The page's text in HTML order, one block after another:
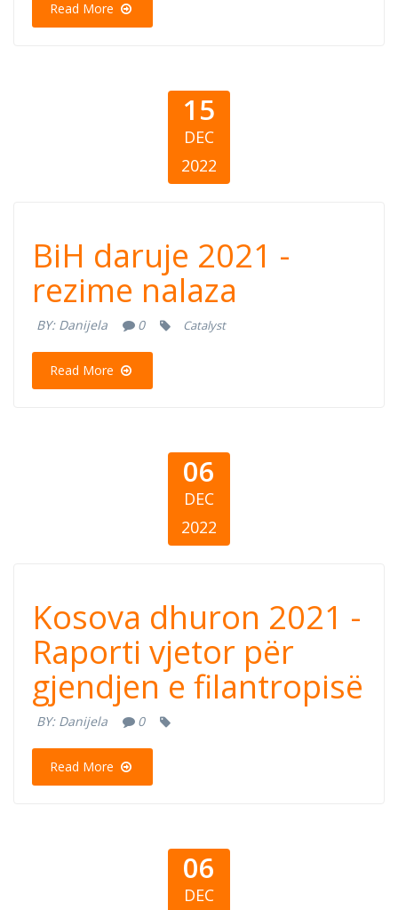
Read More
15
DEC
2022
BiH daruje 2021
- rezime nalaza
BiH daruje 2021 -
rezime nalaza
BY: Danijela 0 Catalyst
Read More
06
DEC
2022
Kosova dhuron
2021 - Raporti
vjetor për
gjendjen e
filantropisë
Kosova dhuron 2021 -
Raporti vjetor për
gjendjen e filantropisë
BY: Danijela 0
Read More
06
DEC